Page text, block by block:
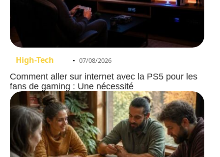
High-Tech 07/08/2026
Comment aller sur internet avec la PS5 pour les
fans de gaming : Une nécessité